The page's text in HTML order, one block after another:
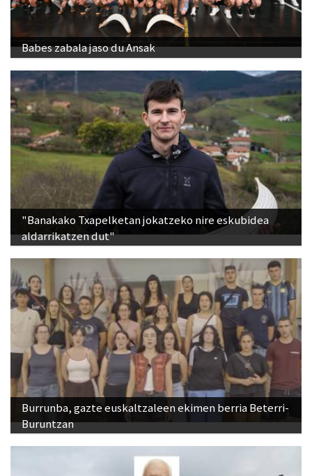
Babes zabala jaso du Ansak
"Banakako Txapelketan jokatzeko nire eskubidea
aldarrikatzen dut"
Burrunba, gazte euskaltzaleen ekimen berria Beterri-
Buruntzan